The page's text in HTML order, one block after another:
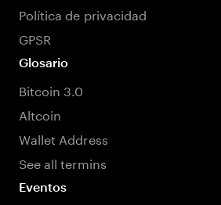
Política de privacidad
GPSR
Glosario
Bitcoin 3.0
Altcoin
Wallet Address
See all termins
Eventos